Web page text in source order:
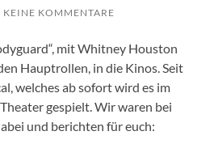
KEINE KOMMENTARE
mit Whitney Houston
Hauptrollen, in die Kinos. Seit
welches ab sofort wird es im
gespielt. Wir waren bei
und berichten für euch: